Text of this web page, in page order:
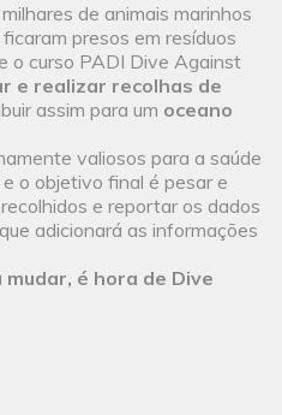
de animais marinhos
presos em resíduos
o curso PADI Dive Against
e realizar recolhas de
assim para um oceano
valiosos para a saúde
o objetivo final é pesar e
e reportar os dados
adicionará as informações
é hora de Dive